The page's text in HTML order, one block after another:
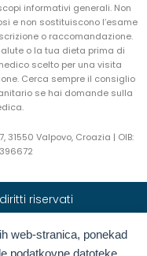
web-stranica, ponekad
podatkovne datoteke
informativi generali. Non
e non sostituiscono l’esame
o raccomandazione.
o la tua dieta prima di
scelto per una visita
Cerca sempre il consiglio
se hai domande sulla
31550 Valpovo, Croazia | OIB:
riservati
(Inglese)